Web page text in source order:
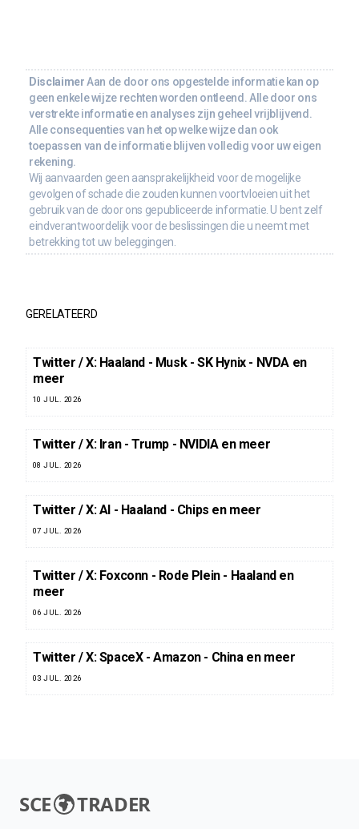
Disclaimer Aan de door ons opgestelde informatie kan op
geen enkele wijze rechten worden ontleend. Alle door ons
verstrekte informatie en analyses zijn geheel vrijblijvend.
Alle consequenties van het op welke wijze dan ook
toepassen van de informatie blijven volledig voor uw eigen
rekening.
Wij aanvaarden geen aansprakelijkheid voor de mogelijke
gevolgen of schade die zouden kunnen voortvloeien uit het
gebruik van de door ons gepubliceerde informatie. U bent zelf
eindverantwoordelijk voor de beslissingen die u neemt met
betrekking tot uw beleggingen.
GERELATEERD
Twitter / X: Haaland - Musk - SK Hynix - NVDA en
meer
10 JUL. 2026
Twitter / X: Iran - Trump - NVIDIA en meer
08 JUL. 2026
Twitter / X: AI - Haaland - Chips en meer
07 JUL. 2026
Twitter / X: Foxconn - Rode Plein - Haaland en
meer
06 JUL. 2026
Twitter / X: SpaceX - Amazon - China en meer
03 JUL. 2026
SCE TRADER